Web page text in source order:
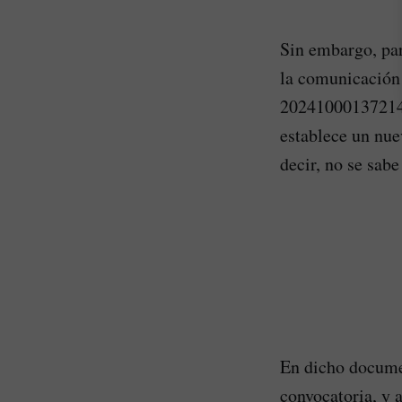
Sin embargo,
la
establece un
decir, no se
En dicho
convocatoria, y